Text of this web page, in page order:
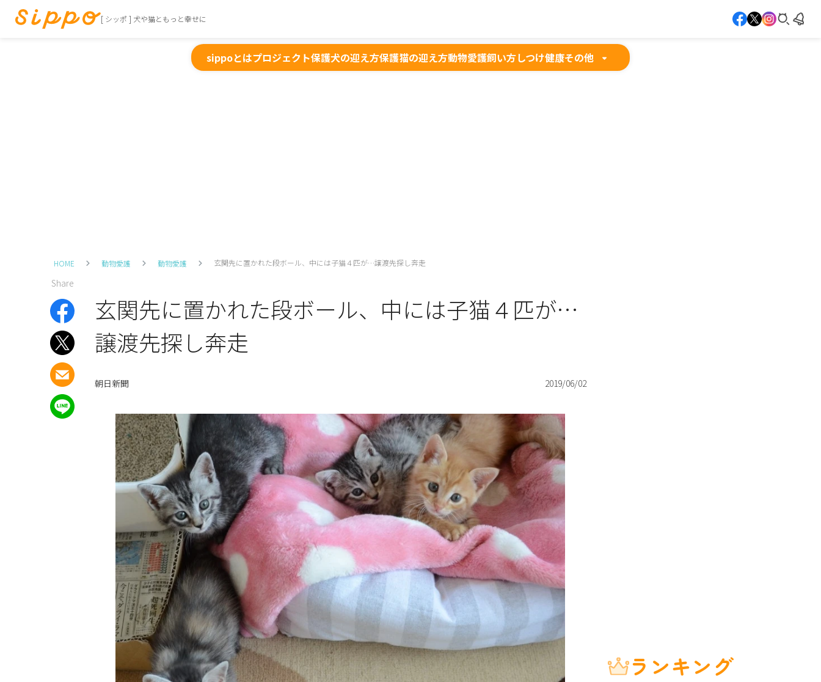
[ シッポ ] 犬や猫ともっと幸せに
sippoとはプロジェクト保護犬の迎え方保護猫の迎え方動物愛護飼い方しつけ健康その他
HOME 動物愛護 動物愛護 玄関先に置かれた段ボール、中には子猫４匹が…譲渡先探し奔走
Share
玄関先に置かれた段ボール、中には子猫４匹が…
譲渡先探し奔走
朝日新聞 2019/06/02
ランキング